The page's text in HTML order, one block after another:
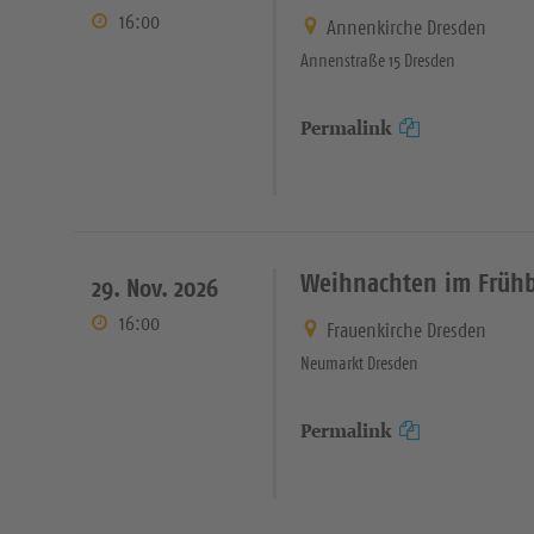
16:00 Annenkirche Dresden
Annenstraße 15 Dresden
Permalink
29. Nov. 2026
16:00
Weihnachten im
Frauenkirche Dresden
Neumarkt Dresden
Permalink